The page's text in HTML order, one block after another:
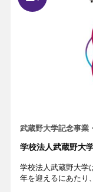
武蔵野大学記念事業
学校法人武蔵野大
学校法人武蔵野大学
年を迎えるにあたり